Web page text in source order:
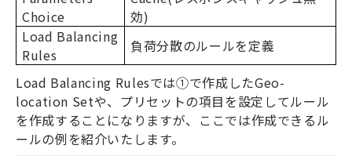
Choice
効)
Load Balancing
Rules
負荷分散のルールを定義
Load Balancing Rulesでは①で作成したGeo-
location Setや、プリセットの項目を設定してルール
を作成することになりますが、ここでは作成できるル
ールの例を紹介いたします。